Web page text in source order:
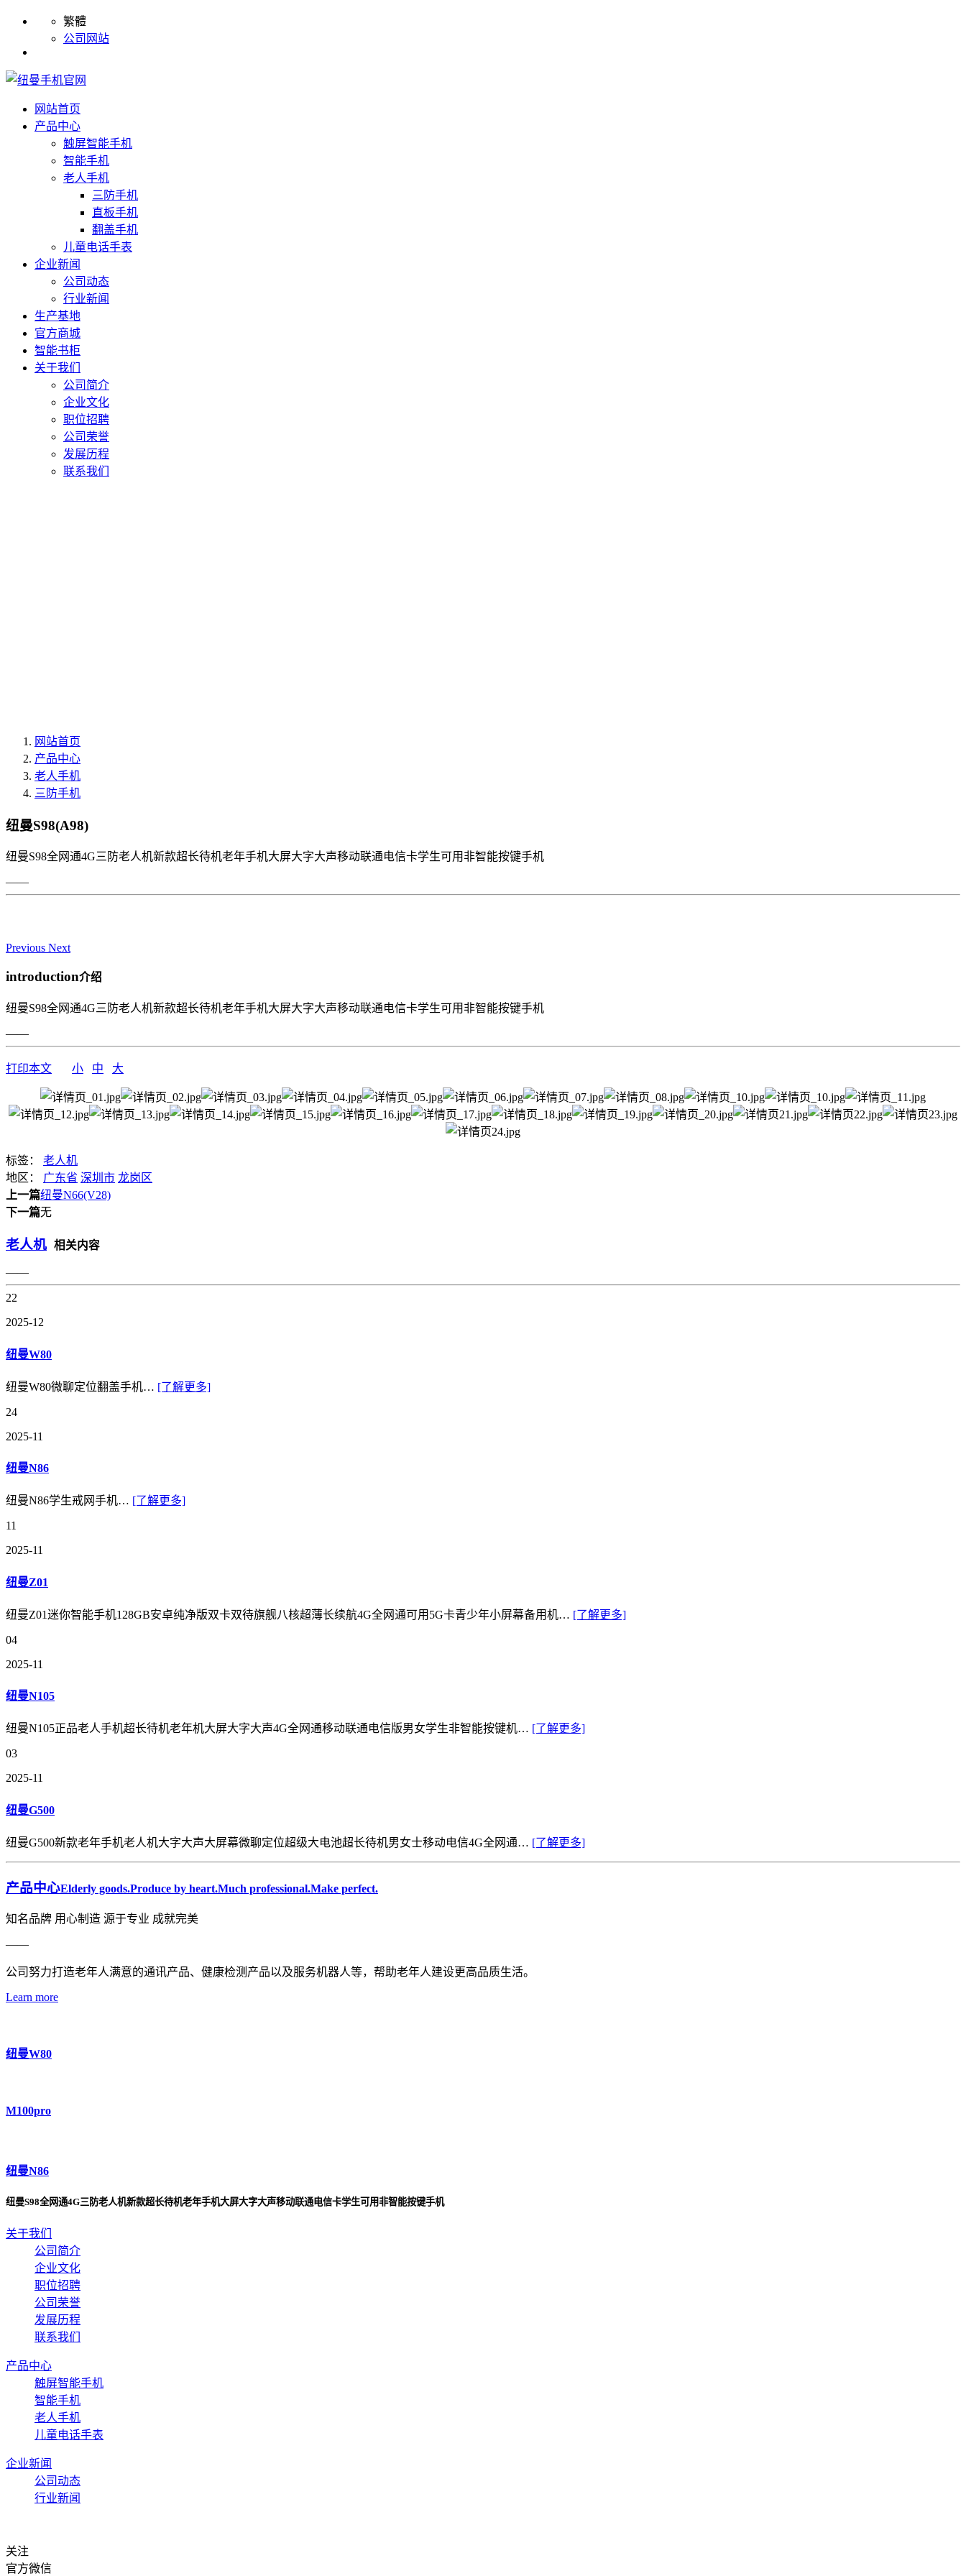
繁體
公司网站
网站首页
产品中心
触屏智能手机
智能手机
老人手机
三防手机
直板手机
翻盖手机
儿童电话手表
企业新闻
公司动态
行业新闻
生产基地
官方商城
智能书柜
关于我们
公司简介
企业文化
职位招聘
公司荣誉
发展历程
联系我们
网站首页
产品中心
老人手机
三防手机
纽曼S98(A98)
纽曼S98全网通4G三防老人机新款超长待机老年手机大屏大字大声移动联通电信卡学生可用非智能按键手机
——
Previous Next
introduction介绍
纽曼S98全网通4G三防老人机新款超长待机老年手机大屏大字大声移动联通电信卡学生可用非智能按键手机
——
打印本文 小 中 大
标签： 老人机
地区： 广东省 深圳市 龙岗区
上一篇纽曼N66(V28)
下一篇无
老人机 相关内容
——
22
2025-12
纽曼W80
纽曼W80微聊定位翻盖手机… [了解更多]
24
2025-11
纽曼N86
纽曼N86学生戒网手机… [了解更多]
11
2025-11
纽曼Z01
纽曼Z01迷你智能手机128GB安卓纯净版双卡双待旗舰八核超薄长续航4G全网通可用5G卡青少年小屏幕备用机… [了解更多]
04
2025-11
纽曼N105
纽曼N105正品老人手机超长待机老年机大屏大字大声4G全网通移动联通电信版男女学生非智能按键机… [了解更多]
03
2025-11
纽曼G500
纽曼G500新款老年手机老人机大字大声大屏幕微聊定位超级大电池超长待机男女士移动电信4G全网通… [了解更多]
产品中心Elderly goods.Produce by heart.Much professional.Make perfect.
知名品牌 用心制造 源于专业 成就完美
——
公司努力打造老年人满意的通讯产品、健康检测产品以及服务机器人等，帮助老年人建设更高品质生活。
Learn more
纽曼W80
M100pro
纽曼N86
纽曼S98全网通4G三防老人机新款超长待机老年手机大屏大字大声移动联通电信卡学生可用非智能按键手机
关于我们
公司简介
企业文化
职位招聘
公司荣誉
发展历程
联系我们
产品中心
触屏智能手机
智能手机
老人手机
儿童电话手表
企业新闻
公司动态
行业新闻
关注
官方微信